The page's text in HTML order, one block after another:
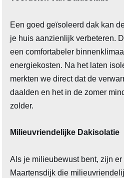
Een goed geïsoleerd dak kan
je huis aanzienlijk verbeteren.
een comfortabeler
energiekosten. Na het laten
merkten we direct dat de
daalden en het in de zomer
zolder.
Milieuvriendelijke Dakisolatie
Als je milieubewust bent, zijn
Maartensdijk die